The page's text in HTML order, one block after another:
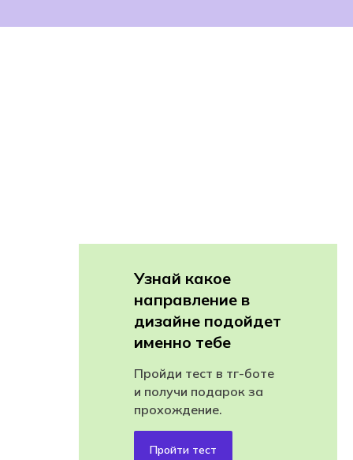
Узнай какое
направление в
дизайне подойдет
именно тебе
Пройди тест в тг-боте
и получи подарок за
прохождение.
Пройти тест